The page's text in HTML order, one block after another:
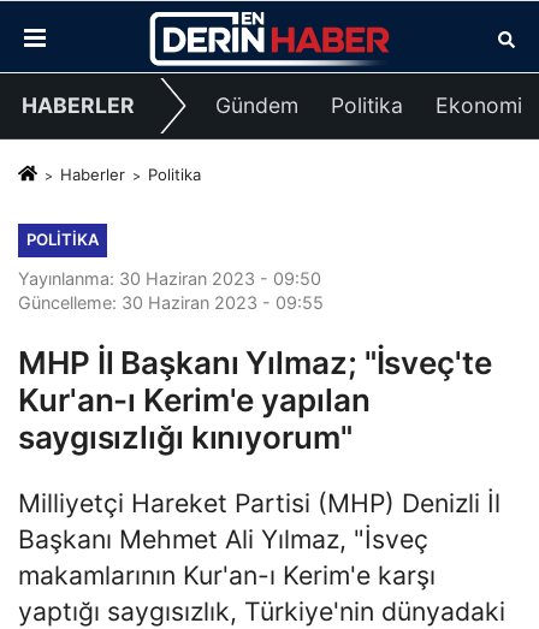
HABERLER Gündem Politika Ekonomi
Haberler Politika
POLITIKA
Yayınlanma: 30 Haziran 2023 - 09:50
Güncelleme: 30 Haziran 2023 - 09:55
MHP İl Başkanı Yılmaz; "İsveç'te
Kur'an-ı Kerim'e yapılan
saygısızlığı kınıyorum"
Milliyetçi Hareket Partisi (MHP) Denizli İl
Başkanı Mehmet Ali Yılmaz, "İsveç
makamlarının Kur'an-ı Kerim'e karşı
yaptığı saygısızlık, Türkiye'nin dünyadaki